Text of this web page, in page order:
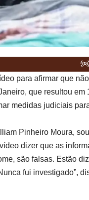
para afirmar que
que resultou
medidas judiciais
Pinheiro Moura,
dizer que as
são falsas. Estão
fui investigado”,